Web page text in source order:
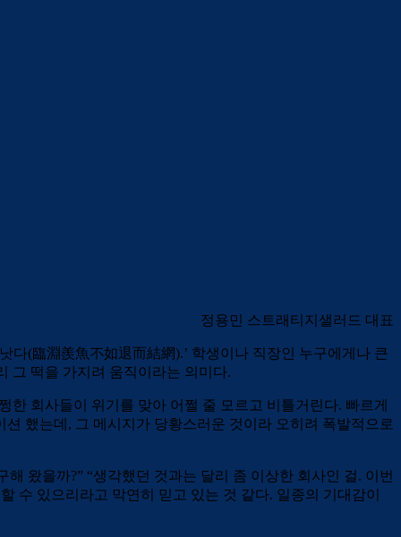
정용민 스트래티지샐러드 대표
다(臨淵羨魚不如退而結網).’ 학생이나 직장인 누구에게나 큰
그 떡을 가지려 움직이라는 의미다.
회사들이 위기를 맞아 어쩔 줄 모르고 비틀거린다. 빠르게
했는데, 그 메시지가 당황스러운 것이라 오히려 폭발적으로
왔을까?” “생각했던 것과는 달리 좀 이상한 회사인 걸. 이번
수 있으리라고 막연히 믿고 있는 것 같다. 일종의 기대감이